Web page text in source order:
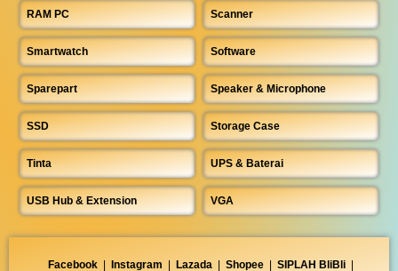
RAM PC Scanner
Smartwatch Software
Sparepart Speaker & Microphone
SSD Storage Case
Tinta UPS & Baterai
USB Hub & Extension VGA
Facebook Instagram Lazada Shopee SIPLAH BliBli